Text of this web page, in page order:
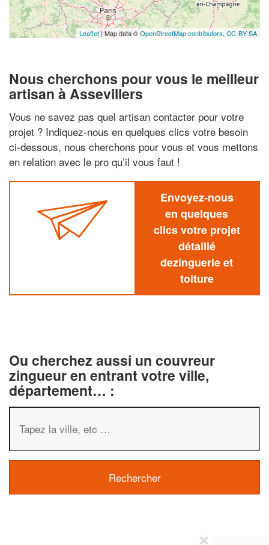
Leaflet| Map data ©OpenStreetMap contributors, CC-BY-SA
Nous cherchons pour vous le meilleur
artisan à Assevillers
Vous ne savez pas quel artisan contacter pour votre
projet ? Indiquez-nous en quelques clics votre besoin
ci-dessous, nous cherchons pour vous et vous mettons
en relation avec le pro qu’il vous faut !
Envoyez-nous
en quelques
clics votre projet
détaillé
dezinguerie et
toiture
Ou cherchez aussi un couvreur
zingueur en entrant votre ville,
département… :